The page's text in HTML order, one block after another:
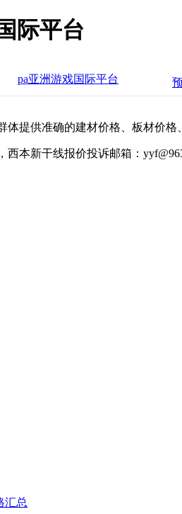
际平台
pa亚洲游戏国际平台
提供准确的建材价格、板材价格
西本新干线报价投诉邮箱：
汇总